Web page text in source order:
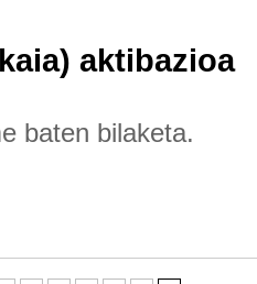
aktibazioa
baten bilaketa.